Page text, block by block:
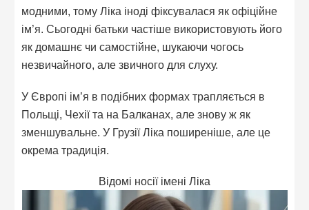
модними, тому Ліка іноді фіксувалася як офіційне
ім’я. Сьогодні батьки частіше використовують його
як домашнє чи самостійне, шукаючи чогось
незвичайного, але звичного для слуху.
У Європі ім’я в подібних формах трапляється в
Польщі, Чехії та на Балканах, але знову ж як
зменшувальне. У Грузії Ліка поширеніше, але це
окрема традиція.
Відомі носії імені Ліка